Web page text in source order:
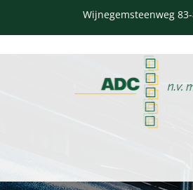
Wijnegemsteenweg